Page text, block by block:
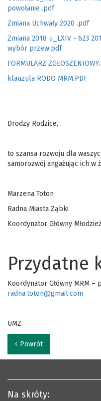
powołanie .pdf
Zmiana Uchwały 2020 .pdf
Zmiana 2018 u_LXIV - 623
wybór przew.pdf
FORMULARZ
klauzula RODO MRM.PDF
Drodzy Rodzice,
to szansa rozwoju dla
samorozwój angażując ich w
Marzena Toton
Radna Miasta Ząbki
Koordynator Główny
Przydatne
Koordynator Główny MRM –
radna.toton@gmail.com
UMZ
Powrót
Na skróty: